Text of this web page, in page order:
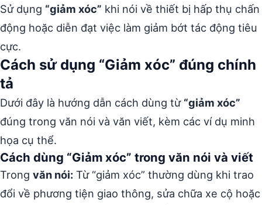
Sử dụng “giảm xóc” khi nói về thiết bị hấp thụ chấn
động hoặc diễn đạt việc làm giảm bớt tác động tiêu
cực.
Cách sử dụng “Giảm xóc” đúng chính
tả
Dưới đây là hướng dẫn cách dùng từ “giảm xóc”
đúng trong văn nói và văn viết, kèm các ví dụ minh
họa cụ thể.
Cách dùng “Giảm xóc” trong văn nói và viết
Trong văn nói: Từ “giảm xóc” thường dùng khi trao
đổi về phương tiện giao thông, sửa chữa xe cộ hoặc